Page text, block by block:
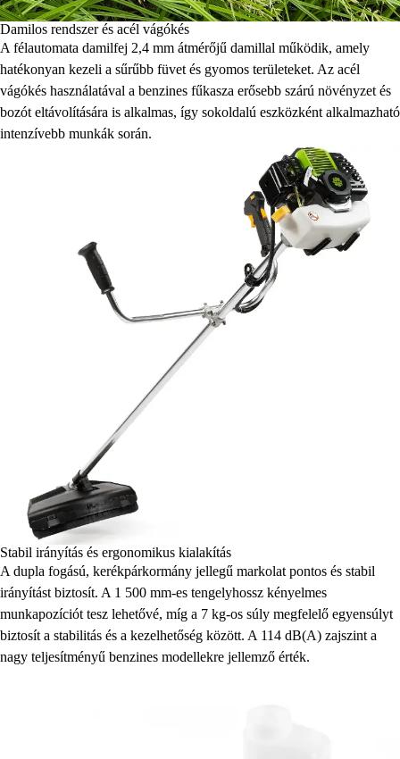
Damilos rendszer és acél vágókés
A félautomata damilfej 2,4 mm átmérőjű damillal működik, amely
hatékonyan kezeli a sűrűbb füvet és gyomos területeket. Az acél
vágókés használatával a benzines fűkasza erősebb szárú növényzet és
bozót eltávolítására is alkalmas, így sokoldalú eszközként alkalmazható
intenzívebb munkák során.
Stabil irányítás és ergonomikus kialakítás
A dupla fogású, kerékpárkormány jellegű markolat pontos és stabil
irányítást biztosít. A 1 500 mm-es tengelyhossz kényelmes
munkapozíciót tesz lehetővé, míg a 7 kg-os súly megfelelő egyensúlyt
biztosít a stabilitás és a kezelhetőség között. A 114 dB(A) zajszint a
nagy teljesítményű benzines modellekre jellemző érték.